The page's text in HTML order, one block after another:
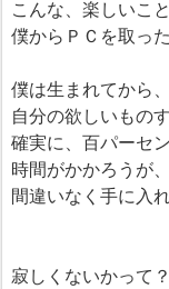
こんな、楽しいこ
僕からＰＣを取っ
僕は生まれてから、
自分の欲しいもの
確実に、百パーセン
時間がかかろうが
間違いなく手に入れ
寂しくないかって？